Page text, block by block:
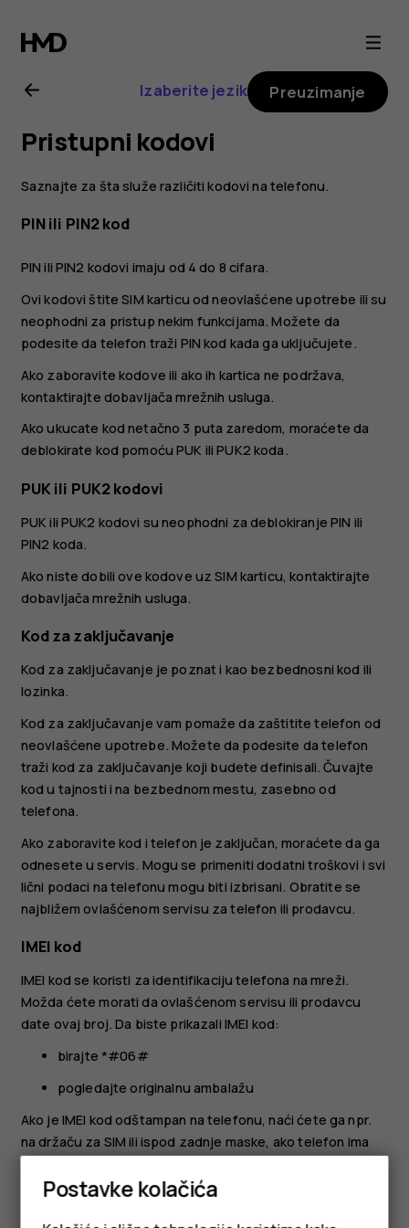
Nokia
G20
uputstvo
za
korisnike
Izaberite jezik Preuzimanje
Pristupni kodovi
Saznajte za šta služe različiti kodovi na telefonu.
PIN ili PIN2 kod
PIN ili PIN2 kodovi imaju od 4 do 8 cifara.
Ovi kodovi štite SIM karticu od neovlašćene upotrebe ili su
neophodni za pristup nekim funkcijama. Možete da
podesite da telefon traži PIN kod kada ga uključujete.
Ako zaboravite kodove ili ako ih kartica ne podržava,
kontaktirajte dobavljača mrežnih usluga.
Ako ukucate kod netačno 3 puta zaredom, moraćete da
deblokirate kod pomoću PUK ili PUK2 koda.
PUK ili PUK2 kodovi
PUK ili PUK2 kodovi su neophodni za deblokiranje PIN ili
PIN2 koda.
Ako niste dobili ove kodove uz SIM karticu, kontaktirajte
dobavljača mrežnih usluga.
Kod za zaključavanje
Kod za zaključavanje je poznat i kao bezbednosni kod ili
lozinka.
Kod za zaključavanje vam pomaže da zaštitite telefon od
neovlašćene upotrebe. Možete da podesite da telefon
traži kod za zaključavanje koji budete definisali. Čuvajte
kod u tajnosti i na bezbednom mestu, zasebno od
telefona.
Ako zaboravite kod i telefon je zaključan, moraćete da ga
odnesete u servis. Mogu se primeniti dodatni troškovi i svi
lični podaci na telefonu mogu biti izbrisani. Obratite se
najbližem ovlašćenom servisu za telefon ili prodavcu.
IMEI kod
IMEI kod se koristi za identifikaciju telefona na mreži.
Možda ćete morati da ovlašćenom servisu ili prodavcu
date ovaj broj. Da biste prikazali IMEI kod:
birajte *#06#
pogledajte originalnu ambalažu
Ako je IMEI kod odštampan na telefonu, naći ćete ga npr.
na držaču za SIM ili ispod zadnje maske, ako telefon ima
Lociranje ili zaključavanje telefona
Postavke kolačića